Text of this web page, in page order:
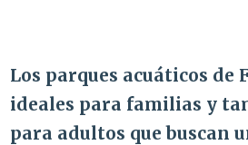
Los parques acuáticos de
ideales para familias y
para adultos que buscan